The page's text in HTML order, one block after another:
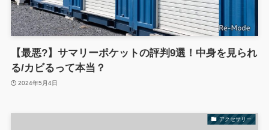
【最悪?】サマリーポケットの評判9選！中身を見られ
る/カビるって本当？
2024年5月4日
アクセサリー